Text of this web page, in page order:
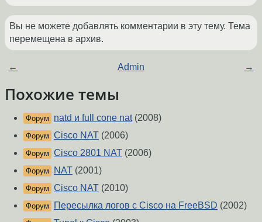
Вы не можете добавлять комментарии в эту тему. Тема
перемещена в архив.
← Admin →
Похожие темы
Форум natd и full cone nat(2008)
Форум Cisco NAT (2006)
Форум Cisco 2801 NAT (2006)
Форум NAT (2001)
Форум Cisco NAT (2010)
Форум Пересылка логов с Cisco на FreeBSD (2002)